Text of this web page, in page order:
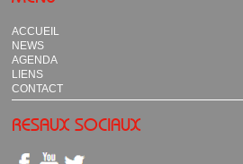
ACCUEIL
NEWS
AGENDA
LIENS
CONTACT
RESAUX SOCIAUX